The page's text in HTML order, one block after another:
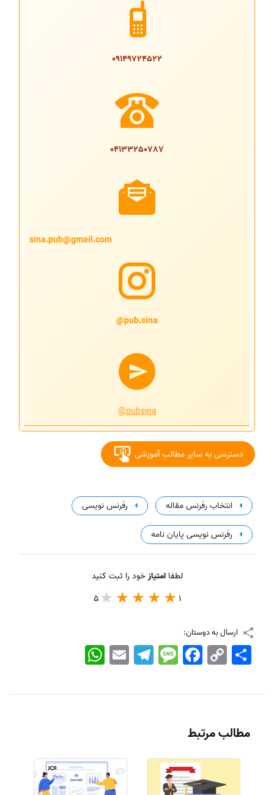
09149724522
04133250787
sina.pub@gmail.com
pub.sina@
@pubsina
دسترسی به سایر مطالب آموزشی
انتخاب رفرنس مقاله رفرنس نویسی
رفرنس نویسی پایان نامه
لطفاامتیازخود را ثبت کنید
1
5
ارسال به دوستان:
WhatsApp EmailTelegramMessageFacebook Copy
Link
اشتراک
مطالب مرتبط